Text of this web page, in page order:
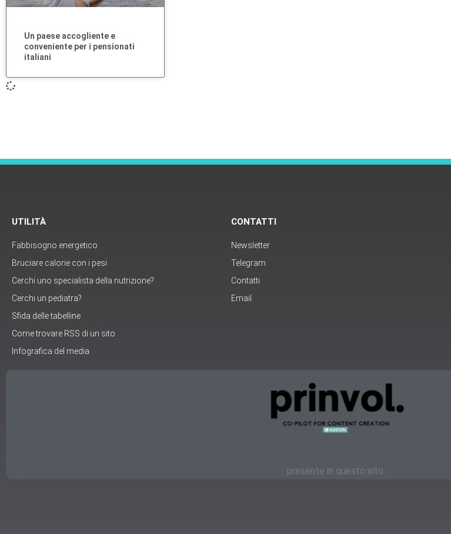
Un paese accogliente e
conveniente per i pensionati
italiani
UTILITÀ
Fabbisogno energetico
Bruciare calorie con i pesi
Cerchi uno specialista della nutrizione?
Cerchi un pediatra?
Sfida delle tabelline
Come trovare RSS di un sito
Infografica del media
CONTATTI
Newsletter
Telegram
Contatti
Email
presente in questo sito